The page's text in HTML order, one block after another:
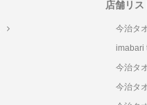
店舗リス
今治タ
imabari
今治タ
今治タ